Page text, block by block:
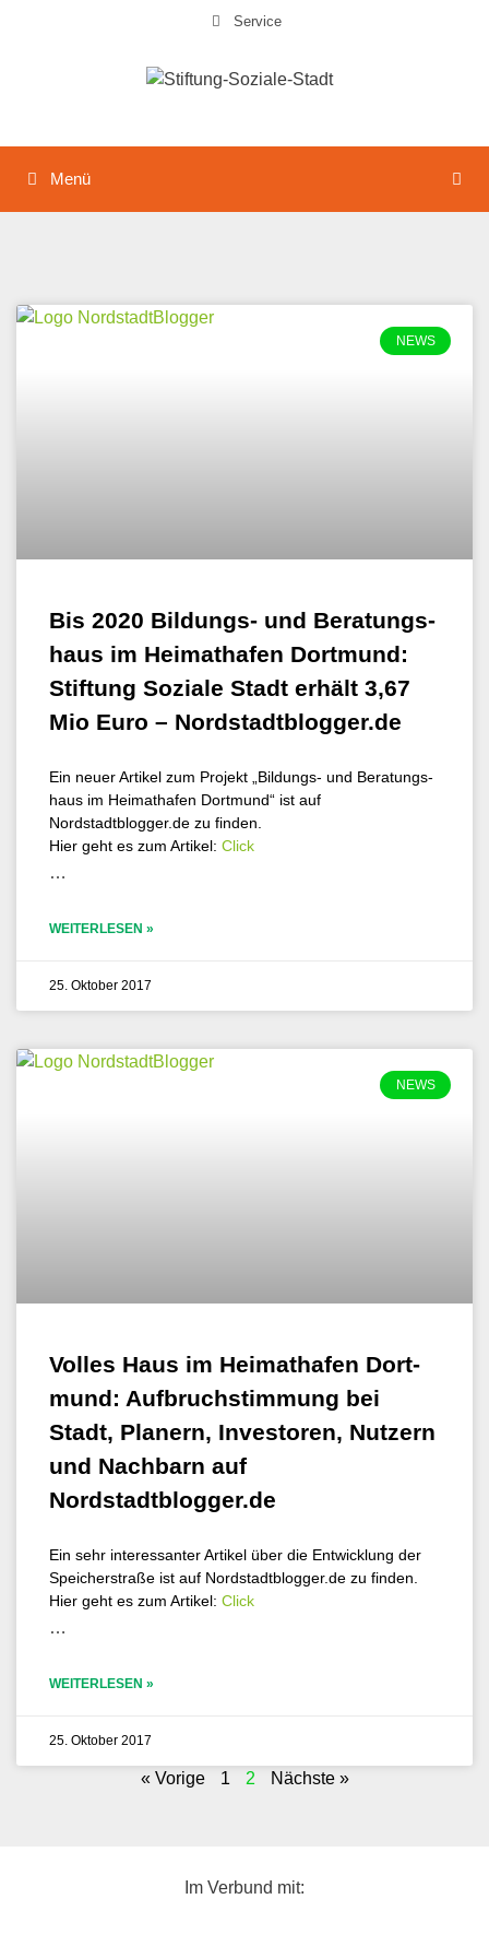
Service
Menü
NEWS
Bis 2020 Bil­dungs- und Bera­tungs­
haus im Hei­mat­ha­fen Dort­mund:
Stif­tung Sozia­le Stadt erhält 3,67
Mio Euro – Nordstadtblogger.de
Ein neu­er Arti­kel zum Pro­jekt „Bil­dungs- und Bera­tungs­
haus im Hei­mat­ha­fen Dort­mund“ ist auf
Nordstadtblogger.de zu finden.
Hier geht es zum Arti­kel: Click
…
WEITERLESEN »
25. Oktober 2017
NEWS
Vol­les Haus im Hei­mat­ha­fen Dort­
mund: Auf­bruch­stim­mung bei
Stadt, Pla­nern, Inves­to­ren, Nut­zern
und Nach­barn auf
Nordstadtblogger.de
Ein sehr inter­es­san­ter Arti­kel über die Ent­wick­lung der
Spei­cher­stra­ße ist auf Nordstadtblogger.de zu finden.
Hier geht es zum Arti­kel: Click
…
WEITERLESEN »
25. Oktober 2017
« Vorige 1 2 Nächste »
Im Verbund mit: